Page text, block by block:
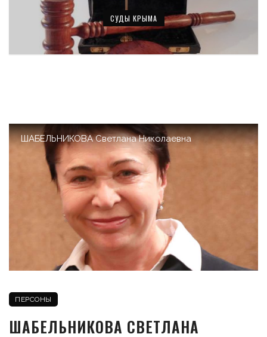
СУДЫ КРЫМА
ШАБЕЛЬНИКОВА Светлана Николаевна
ПЕРСОНЫ
ШАБЕЛЬНИКОВА СВЕТЛАНА